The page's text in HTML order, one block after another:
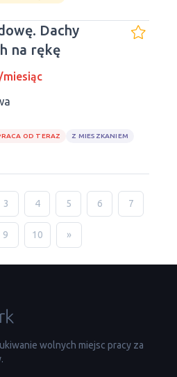
Dachy
na rękę
miesiąc
OD TERAZ
Z MIESZKANIEM
3 4 5 6 7
9 10 »
wolnych miejsc pracy za